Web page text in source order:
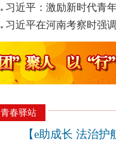
习近平：激励新时代青
习近平在河南考察时强
青春驿站
【e助成长 法治